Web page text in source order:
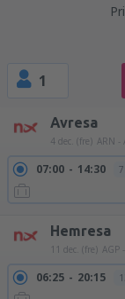
1
Avresa
4 dec. (fre) ARN -
07:00 14:30
Hemresa
11 dec. (fre) AGP
06:25 20:15